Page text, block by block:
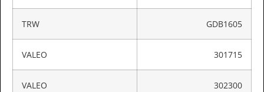
TRW GDB1605
VALEO 301715
VALEO 302300